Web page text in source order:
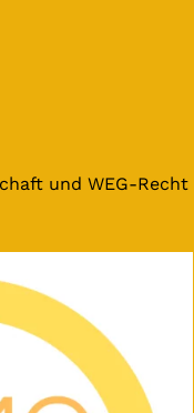
und WEG-Recht